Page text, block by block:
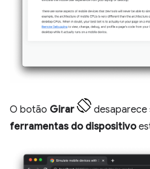
O botão Girar desaparece
ferramentas do dispositivo